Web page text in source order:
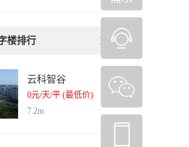
常亮眼。但是亮眼背后却暴露出
科大讯飞收到的政府补贴仍在
润比例越来越高。此外，科大
很强的局域性特征，并未体现
性。长期来看，这些问题对于科
是致命的。 靠政府补助的
数据显示，2019年科大讯飞
亿元，同比增长27.3%，归
楼排行 更多>>
云科智谷
0元/天/平 (最低价)
7.2m